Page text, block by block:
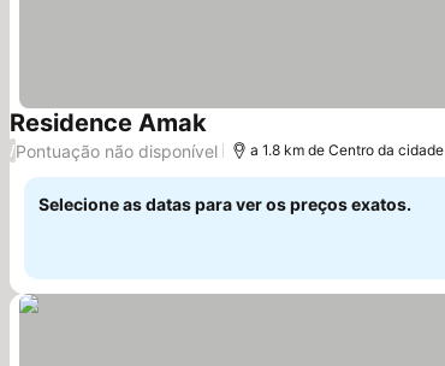
Residence AmakVer preços
/Pontuação não disponível a 1.8 km de Centro da cidade
Selecione as datas para ver os preços exatos.